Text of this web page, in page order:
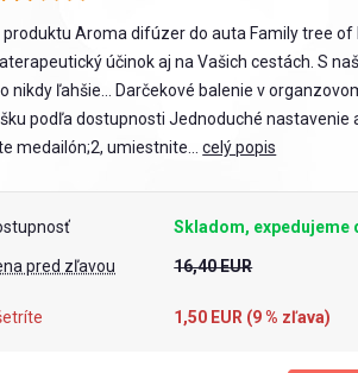
produktu Aroma difúzer do auta Family tree of
účinok aj na Vašich cestách. S
nikdy ľahšie... Darčekové balenie v
podľa dostupnosti Jednoduché nastavenie
medailón;2, umiestnite...celý popis
Skladom, expedujeme
pred zľavou 16,40 EUR
1,50 EUR (9% zľava)